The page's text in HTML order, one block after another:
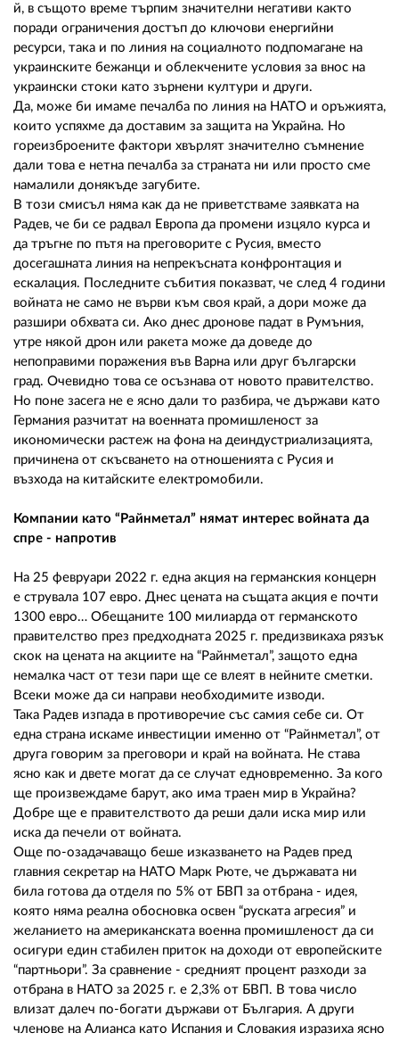
й, в същото време търпим значителни негативи както
поради ограничения достъп до ключови енергийни
ресурси, така и по линия на социалното подпомагане на
украинските бежанци и облекчените условия за внос на
украински стоки като зърнени култури и други.
Да, може би имаме печалба по линия на НАТО и оръжията,
които успяхме да доставим за защита на Украйна. Но
гореизброените фактори хвърлят значително съмнение
дали това е нетна печалба за страната ни или просто сме
намалили донякъде загубите.
В този смисъл няма как да не приветстваме заявката на
Радев, че би се радвал Европа да промени изцяло курса и
да тръгне по пътя на преговорите с Русия, вместо
досегашната линия на непрекъсната конфронтация и
ескалация. Последните събития показват, че след 4 години
войната не само не върви към своя край, а дори може да
разшири обхвата си. Ако днес дронове падат в Румъния,
утре някой дрон или ракета може да доведе до
непоправими поражения във Варна или друг български
град. Очевидно това се осъзнава от новото правителство.
Но поне засега не е ясно дали то разбира, че държави като
Германия разчитат на военната промишленост за
икономически растеж на фона на деиндустриализацията,
причинена от скъсването на отношенията с Русия и
възхода на китайските електромобили.
Компании като “Райнметал” нямат интерес войната да
спре - напротив
На 25 февруари 2022 г. една акция на германския концерн
е струвала 107 евро. Днес цената на същата акция е почти
1300 евро… Обещаните 100 милиарда от германското
правителство през предходната 2025 г. предизвикаха рязък
скок на цената на акциите на “Райнметал”, защото една
немалка част от тези пари ще се влеят в нейните сметки.
Всеки може да си направи необходимите изводи.
Така Радев изпада в противоречие със самия себе си. От
една страна искаме инвестиции именно от “Райнметал”, от
друга говорим за преговори и край на войната. Не става
ясно как и двете могат да се случат едновременно. За кого
ще произвеждаме барут, ако има траен мир в Украйна?
Добре ще е правителството да реши дали иска мир или
иска да печели от войната.
Още по-озадачаващо беше изказването на Радев пред
главния секретар на НАТО Марк Рюте, че държавата ни
била готова да отделя по 5% от БВП за отбрана - идея,
която няма реална обосновка освен “руската агресия” и
желанието на американската военна промишленост да си
осигури един стабилен приток на доходи от европейските
“партньори”. За сравнение - средният процент разходи за
отбрана в НАТО за 2025 г. е 2,3% от БВП. В това число
влизат далеч по-богати държави от България. А други
членове на Алианса като Испания и Словакия изразиха ясно